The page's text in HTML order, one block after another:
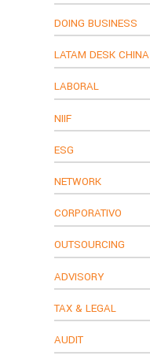
DOING BUSINESS
LATAM DESK CHINA
LABORAL
NIIF
ESG
NETWORK
CORPORATIVO
OUTSOURCING
ADVISORY
TAX & LEGAL
AUDIT